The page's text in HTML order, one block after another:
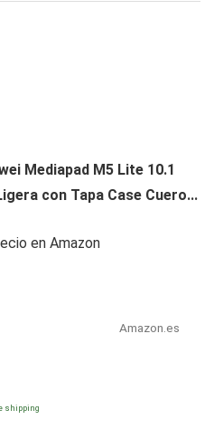
Mediapad M5 Lite 10.1
con Tapa Case Cuero...
en Amazon
Amazon.es
shipping